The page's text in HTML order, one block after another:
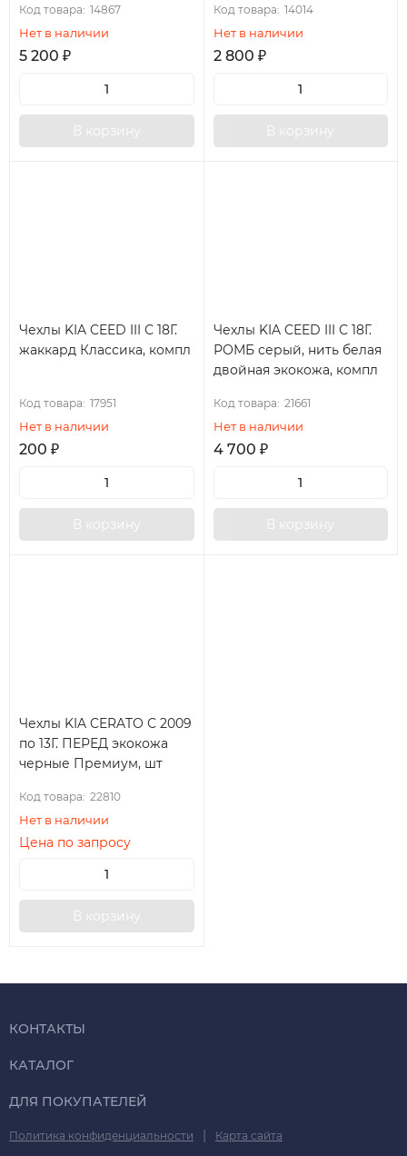
Код товара: 14867
Нет в наличии
5 200 ₽
В корзину
Код товара: 14014
Нет в наличии
2 800 ₽
В корзину
Чехлы KIA CEED III С 18Г.
жаккард Классика, компл
Код товара: 17951
Нет в наличии
200 ₽
В корзину
Чехлы KIA CEED III С 18Г.
РОМБ серый, нить белая
двойная экокожа, компл
Код товара: 21661
Нет в наличии
4 700 ₽
В корзину
Чехлы KIA CERATO С 2009
по 13Г. ПЕРЕД экокожа
черные Премиум, шт
Код товара: 22810
Нет в наличии
Цена по запросу
В корзину
КОНТАКТЫ
КАТАЛОГ
ДЛЯ ПОКУПАТЕЛЕЙ
Политика конфиденциальности | Карта сайта